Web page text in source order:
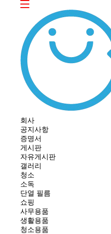
회사
공지사항
증명서
게시판
자유게시판
갤러리
청소
소독
단열 필름
쇼핑
사무용품
생활용품
청소용품